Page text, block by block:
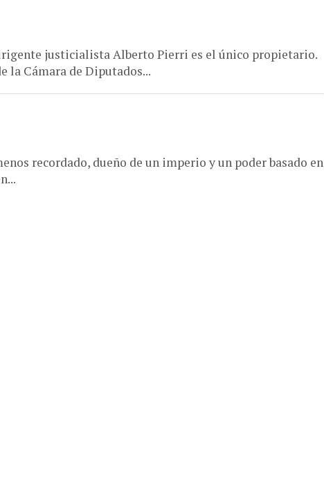
justicialista Alberto Pierri es el único propietario.
Cámara de Diputados...
recordado, dueño de un imperio y un poder basado en